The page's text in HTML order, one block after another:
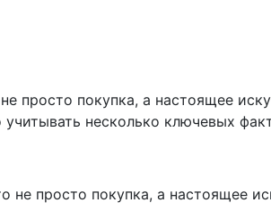
просто покупка, а настоящее
несколько ключевых